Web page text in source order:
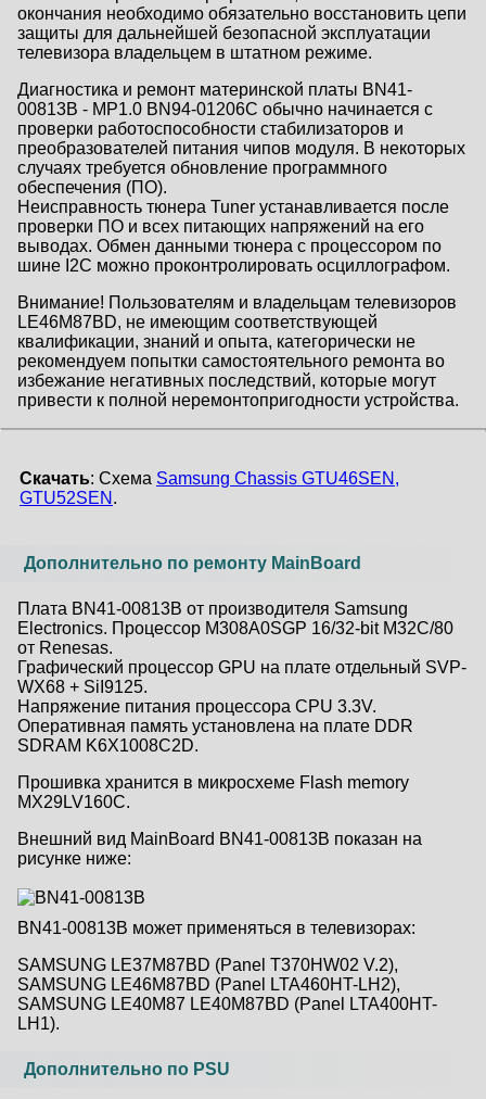
окончания необходимо обязательно восстановить цепи
защиты для дальнейшей безопасной эксплуатации
телевизора владельцем в штатном режиме.
Диагностика и ремонт материнской платы BN41-
00813B - MP1.0 BN94-01206C обычно начинается с
проверки работоспособности стабилизаторов и
преобразователей питания чипов модуля. В некоторых
случаях требуется обновление программного
обеспечения (ПО).
Неисправность тюнера Tuner устанавливается после
проверки ПО и всех питающих напряжений на его
выводах. Обмен данными тюнера с процессором по
шине I2C можно проконтролировать осциллографом.
Внимание! Пользователям и владельцам телевизоров
LE46M87BD, не имеющим соответствующей
квалификации, знаний и опыта, категорически не
рекомендуем попытки самостоятельного ремонта во
избежаниe негативных последствий, которые могут
привести к полной неремонтопригодности устройства.
Скачать: Схема Samsung Chassis GTU46SEN,
GTU52SEN .
Дополнительно по ремонту MainBoard
Плата BN41-00813B от производителя Samsung
Electronics. Процессор M308A0SGP 16/32-bit M32C/80
от Renesas.
Графический процессор GPU на плате отдельный SVP-
WX68 + SiI9125.
Напряжение питания процессора CPU 3.3V.
Оперативная память установлена на плате DDR
SDRAM K6X1008C2D.
Прошивка хранится в микросхеме Flash memory
MX29LV160C.
Внешний вид MainBoard BN41-00813B показан на
рисунке ниже:
BN41-00813B может применяться в телевизорах:
SAMSUNG LE37M87BD (Panel T370HW02 V.2),
SAMSUNG LE46M87BD (Panel LTA460HT-LH2),
SAMSUNG LE40M87 LE40M87BD (Panel LTA400HT-
LH1).
Дополнительно по PSU